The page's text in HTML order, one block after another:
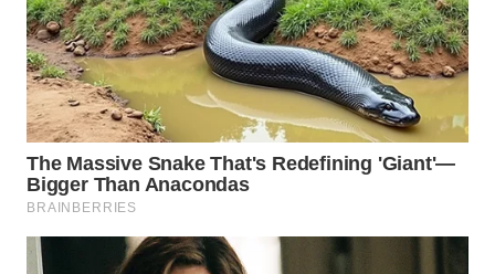
WN
BORNEO
Wahana
Media
Group
WAHANA
NEWS